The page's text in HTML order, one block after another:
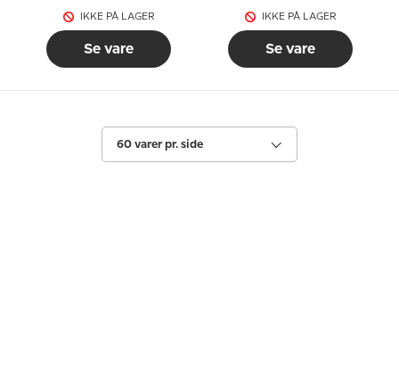
IKKE PÅ LAGER
Se vare
IKKE PÅ LAGER
Se vare
60 varer pr. side